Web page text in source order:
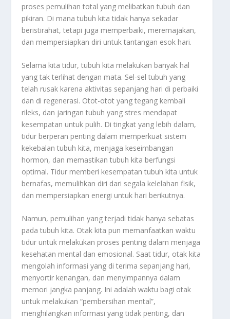
proses pemulihan total yang melibatkan tubuh dan
pikiran. Di mana tubuh kita tidak hanya sekadar
beristirahat, tetapi juga memperbaiki, meremajakan,
dan mempersiapkan diri untuk tantangan esok hari.
Selama kita tidur, tubuh kita melakukan banyak hal
yang tak terlihat dengan mata. Sel-sel tubuh yang
telah rusak karena aktivitas sepanjang hari di perbaiki
dan di regenerasi. Otot-otot yang tegang kembali
rileks, dan jaringan tubuh yang stres mendapat
kesempatan untuk pulih. Di tingkat yang lebih dalam,
tidur berperan penting dalam memperkuat sistem
kekebalan tubuh kita, menjaga keseimbangan
hormon, dan memastikan tubuh kita berfungsi
optimal. Tidur memberi kesempatan tubuh kita untuk
bernafas, memulihkan diri dari segala kelelahan fisik,
dan mempersiapkan energi untuk hari berikutnya.
Namun, pemulihan yang terjadi tidak hanya sebatas
pada tubuh kita. Otak kita pun memanfaatkan waktu
tidur untuk melakukan proses penting dalam menjaga
kesehatan mental dan emosional. Saat tidur, otak kita
mengolah informasi yang di terima sepanjang hari,
menyortir kenangan, dan menyimpannya dalam
memori jangka panjang. Ini adalah waktu bagi otak
untuk melakukan “pembersihan mental”,
menghilangkan informasi yang tidak penting, dan